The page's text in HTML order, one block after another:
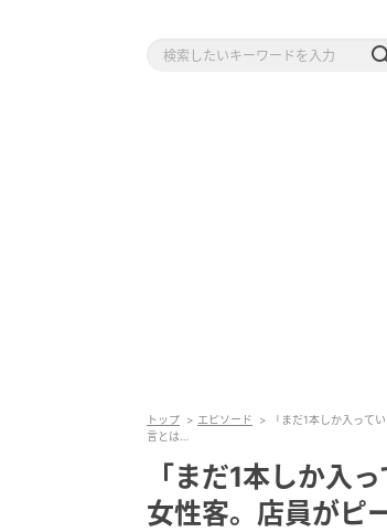
トップ エピソード
「まだ1本しか入って
言とは…
「まだ1本しか入
女性客。店員がピ